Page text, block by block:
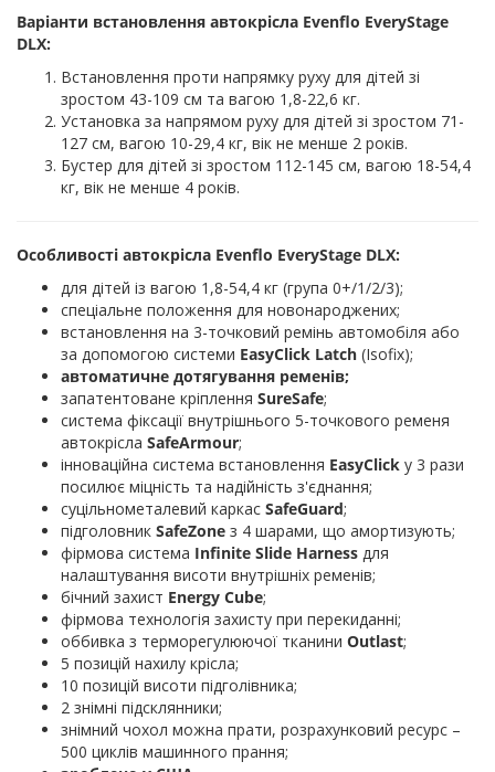
Варіанти встановлення автокрісла Evenflo EveryStage
DLX:
Встановлення проти напрямку руху для дітей зі
зростом 43-109 см та вагою 1,8-22,6 кг.
Установка за напрямом руху для дітей зі зростом 71-
127 см, вагою 10-29,4 кг, вік не менше 2 років.
Бустер для дітей зі зростом 112-145 см, вагою 18-54,4
кг, вік не менше 4 років.
Особливості автокрісла Evenflo EveryStage DLX:
для дітей із вагою 1,8-54,4 кг (група 0+/1/2/3);
спеціальне положення для новонароджених;
встановлення на 3-точковий ремінь автомобіля або
за допомогою системи EasyClick Latch (Isofix);
автоматичне дотягування ременів;
запатентоване кріплення SureSafe;
система фіксації внутрішнього 5-точкового ременя
автокрісла SafeArmour;
інноваційна система встановлення EasyClick у 3 рази
посилює міцність та надійність з'єднання;
суцільнометалевий каркас SafeGuard;
підголовник SafeZone з 4 шарами, що амортизують;
фірмова система Infinite Slide Harness для
налаштування висоти внутрішніх ременів;
бічний захист Energy Cube;
фірмова технологія захисту при перекиданні;
оббивка з терморегулюючої тканини Outlast;
5 позицій нахилу крісла;
10 позицій висоти підголівника;
2 знімні підсклянники;
знімний чохол можна прати, розрахунковий ресурс –
500 циклів машинного прання;